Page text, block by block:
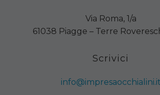
Via Roma, 1/a
61038 Piagge – Terre
Scrivici
info@impresaocchialini.it